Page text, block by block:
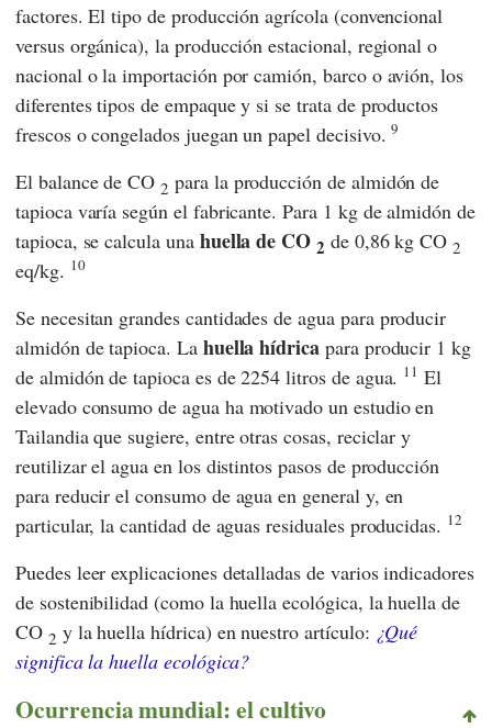
factores. El tipo de producción agrícola (convencional
versus orgánica), la producción estacional, regional o
nacional o la importación por camión, barco o avión, los
diferentes tipos de empaque y si se trata de productos
frescos o congelados juegan un papel decisivo.9
El balance de CO2 para la producción de almidón de
tapioca varía según el fabricante. Para 1 kg de almidón de
tapioca, se calcula una huella de CO2 de 0,86 kg CO2
eq/kg. 10
Se necesitan grandes cantidades de agua para producir
almidón de tapioca. La huella hídrica para producir 1 kg
de almidón de tapioca es de 2254 litros de agua. 11 El
elevado consumo de agua ha motivado un estudio en
Tailandia que sugiere, entre otras cosas, reciclar y
reutilizar el agua en los distintos pasos de producción
para reducir el consumo de agua en general y, en
particular, la cantidad de aguas residuales producidas. 12
Puedes leer explicaciones detalladas de varios indicadores
de sostenibilidad (como la huella ecológica, la huella de
CO 2 y la huella hídrica) en nuestro artículo: ¿Qué
significa la huella ecológica?
Ocurrencia mundial: el cultivo